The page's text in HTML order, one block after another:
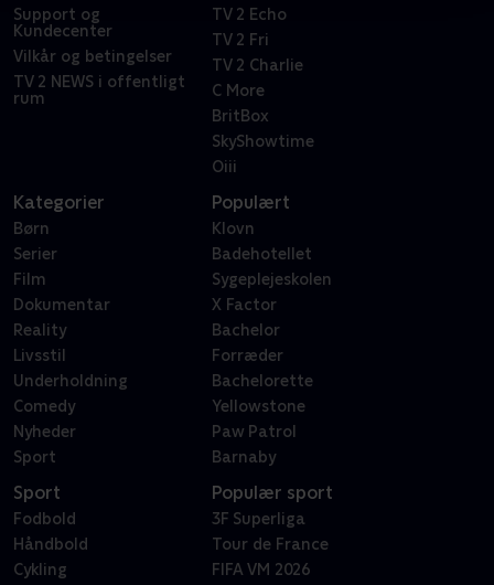
Support og
Kundecenter
Vilkår og betingelser
TV 2 NEWS i offentligt
rum
TV 2 Echo
TV 2 Fri
TV 2 Charlie
C More
BritBox
SkyShowtime
Oiii
Kategorier
Børn
Serier
Film
Dokumentar
Reality
Livsstil
Underholdning
Comedy
Nyheder
Sport
Populært
Klovn
Badehotellet
Sygeplejeskolen
X Factor
Bachelor
Forræder
Bachelorette
Yellowstone
Paw Patrol
Barnaby
Sport
Fodbold
Håndbold
Cykling
Populær sport
3F Superliga
Tour de France
FIFA VM 2026